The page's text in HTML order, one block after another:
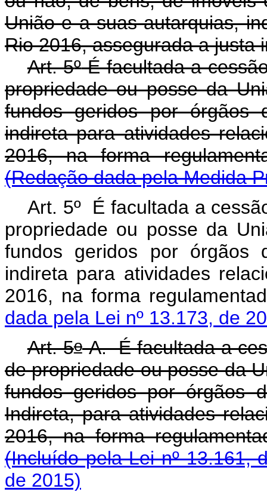
União e a suas autarquias,
Rio 2016, assegurada a justa
Art. 5ºÉ facultada a
propriedade ou posse da
fundos geridos por órgãos
indireta para atividades
2016, na forma
(Redação dada pela Medida
Art. 5ºÉ facultada a
propriedade ou posse da
fundos geridos por órgãos
indireta para atividades
2016, na forma
dada pela Lei nº 13.173, de
Art. 5o-A. É facultada a
de propriedade ou posse da
fundos geridos por órgãos
Indireta, para atividades
2016, na forma
(Incluído pela Lei nº 13.161,
de 2015)